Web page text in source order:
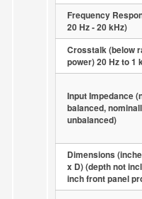
Frequency
20 Hz - 20 kHz)
Crosstalk (below
power) 20 Hz to 1
Input Impedance
balanced,
unbalanced)
Dimensions
x D) (depth not
inch front panel